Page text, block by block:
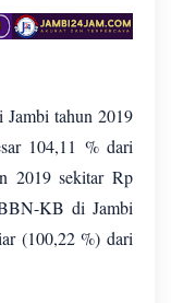
tahun 2019
104,11 % dari
2019 sekitar Rp
KB di Jambi
(100,22 %) dari